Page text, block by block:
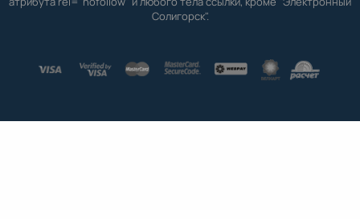
Солигорск".